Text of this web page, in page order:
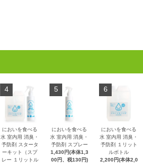
4
においを食べる
水 室内用 消臭・
予防剤 スタータ
ーキット（スプ
レー １リットル
5
においを食べる
水 室内用 消臭・
予防剤 スプレー
1,430円(本体1,3
00円、税130円)
6
においを食べる
水 室内用 消臭・
予防剤 １リット
ルボトル
2,200円(本体2,0